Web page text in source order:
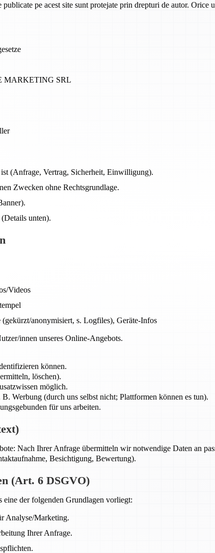
pe acest site sunt protejate prin drepturi de autor.
MARKETING SRL
(Anfrage, Vertrag, Sicherheit, Einwilligung).
Zwecken ohne Rechtsgrundlage.
unten).
Videos
anonymisiert, s. Logfiles), Geräte-Infos
innen unseres Online-Angebots.
können.
löschen).
möglich.
Werbung (durch uns selbst nicht; Plattformen können es tun).
für uns arbeiten.
Nach Ihrer Anfrage übermitteln wir notwendige Daten an
Besichtigung, Bewertung).
(Art. 6 DSGVO)
eine der folgenden Grundlagen vorliegt:
Analyse/Marketing.
Ihrer Anfrage.